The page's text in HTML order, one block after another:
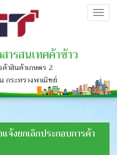
ารสนเทศค้าข้าว
ค้าสินค้าเกษตร 2
กระทรวงพาณิชย์
จ้งยกเลิกประกอบการค้า